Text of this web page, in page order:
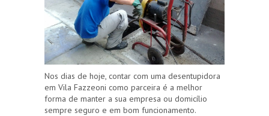
Nos dias de hoje, contar com uma desentupidora
em Vila Fazzeoni como parceira é a melhor
forma de manter a sua empresa ou domicílio
sempre seguro e em bom funcionamento.